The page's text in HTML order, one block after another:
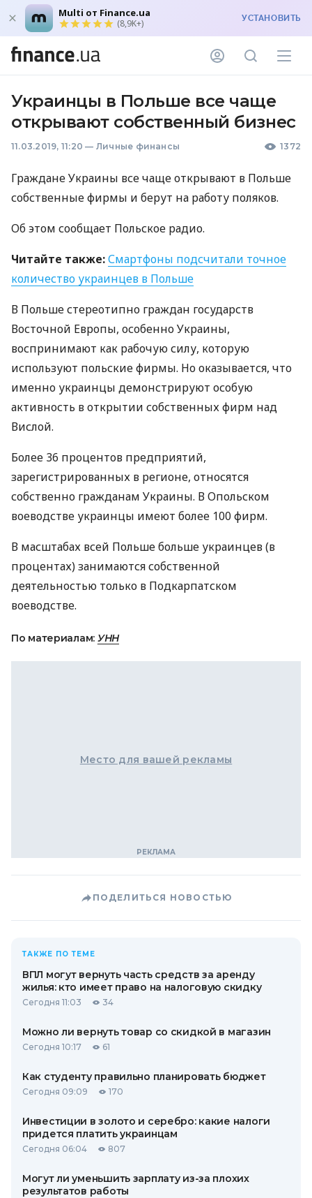
Multi от Finance.ua
(8,9K+) УСТАНОВИТЬ
Украинцы в Польше все чаще
открывают собственный бизнес
11.03.2019, 11:20 — Личные финансы 1372
Граждане Украины все чаще открывают в Польше
собственные фирмы и берут на работу поляков.
Об этом сообщает Польское радио.
Читайте также:Смартфоны подсчитали точное
количество украинцев в Польше
В Польше стереотипно граждан государств
Восточной Европы, особенно Украины,
воспринимают как рабочую силу, которую
используют польские фирмы. Но оказывается, что
именно украинцы демонстрируют особую
активность в открытии собственных фирм над
Вислой.
Более 36 процентов предприятий,
зарегистрированных в регионе, относятся
собственно гражданам Украины. В Опольском
воеводстве украинцы имеют более 100 фирм.
В масштабах всей Польше больше украинцев (в
процентах) занимаются собственной
деятельностью только в Подкарпатском
воеводстве.
По материалам: УНН
Место для вашей рекламы
ПОДЕЛИТЬСЯ НОВОСТЬЮ
ТАКЖЕ ПО ТЕМЕ
ВПЛ могут вернуть часть средств за аренду
жилья: кто имеет право на налоговую скидку
Сегодня 11:03 34
Можно ли вернуть товар со скидкой в ​​магазин
Сегодня 10:17 61
Как студенту правильно планировать бюджет
Сегодня 09:09 170
Инвестиции в золото и серебро: какие налоги
придется платить украинцам
Сегодня 06:04 807
Могут ли уменьшить зарплату из-за плохих
результатов работы